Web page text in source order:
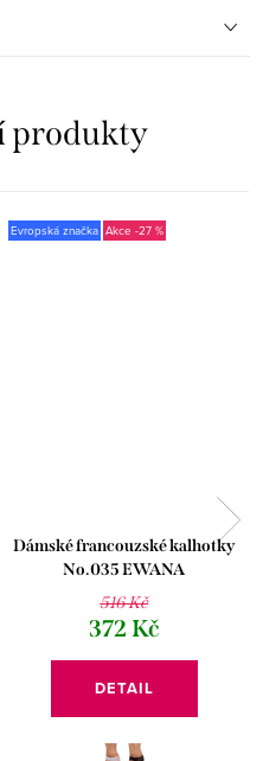
produkty
Evropská značka -27 %
Dámské francouzské kalhotky
No.035 EWANA
516 Kč
372 Kč
DETAIL